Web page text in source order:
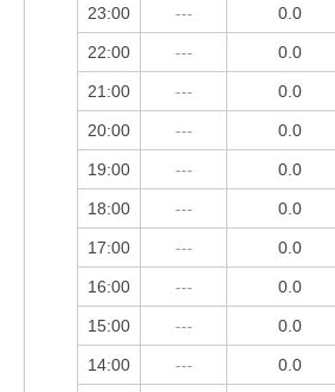
23:00 --- 0.0
22:00 --- 0.0
21:00 --- 0.0
20:00 --- 0.0
19:00 --- 0.0
18:00 --- 0.0
17:00 --- 0.0
16:00 --- 0.0
15:00 --- 0.0
14:00 --- 0.0